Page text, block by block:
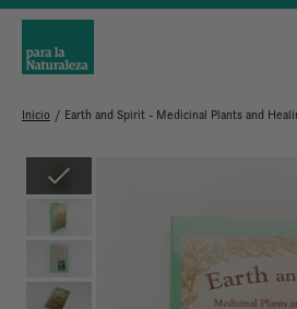
Inicio / Earth and Spirit - Medicinal Plants and